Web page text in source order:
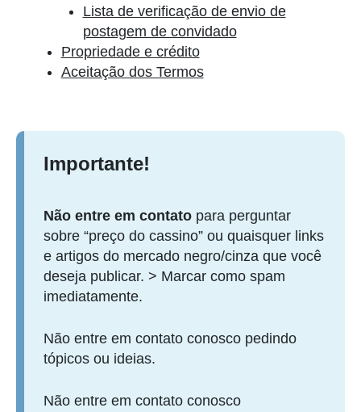
Lista de verificação de envio de
postagem de convidado
Propriedade e crédito
Aceitação dos Termos
Importante!
Não entre em contato para perguntar
sobre “preço do cassino” ou quaisquer links
e artigos do mercado negro/cinza que você
deseja publicar. > Marcar como spam
imediatamente.
Não entre em contato conosco pedindo
tópicos ou ideias.
Não entre em contato conosco